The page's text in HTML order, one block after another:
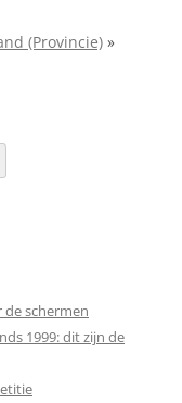
(Provincie) »
de schermen
1999: dit zijn de